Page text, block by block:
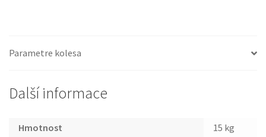
Parametre kolesa
Další informace
Hmotnost
15 kg